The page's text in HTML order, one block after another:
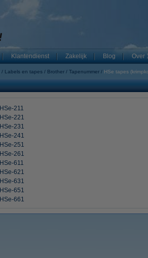
Klantendienst Zakelijk Blog Over
Labels en tapes Brother Tapenummer HSe tapes
HSe-211
HSe-221
HSe-231
HSe-241
HSe-251
HSe-261
HSe-611
HSe-621
HSe-631
HSe-651
HSe-661